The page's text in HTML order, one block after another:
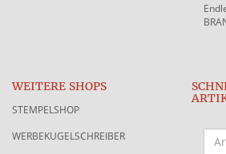
WEITERE SHOPS
STEMPELSHOP
WERBEKUGELSCHREIBER